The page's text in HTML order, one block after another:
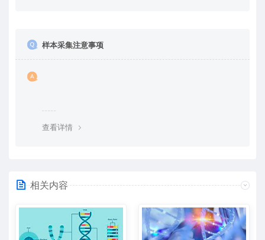
样本采集注意事项
查看详情
相关内容